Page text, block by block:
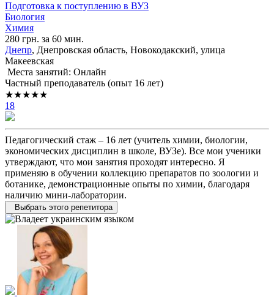
Подготовка к поступлению в ВУЗ
Биология
Химия
280 грн. за 60 мин.
Днепр, Днепровская область, Новокодакский, улица
Макеевская
Места занятий: Онлайн
Частный преподаватель (опыт 16 лет)
★★★★★
18
Педагогический стаж – 16 лет (учитель химии, биологии,
экономических дисциплин в школе, ВУЗе). Все мои ученики
утверждают, что мои занятия проходят интересно. Я
применяю в обучении коллекцию препаратов по зоологии и
ботанике, демонстрационные опыты по химии, благодаря
наличию мини-лаборатории.
Выбрать этого репетитора